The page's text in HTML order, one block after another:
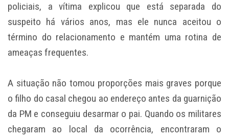
policiais, a vítima explicou que está separada do
suspeito há vários anos, mas ele nunca aceitou o
término do relacionamento e mantém uma rotina de
ameaças frequentes.
A situação não tomou proporções mais graves porque
o filho do casal chegou ao endereço antes da guarnição
da PM e conseguiu desarmar o pai. Quando os militares
chegaram ao local da ocorrência, encontraram o